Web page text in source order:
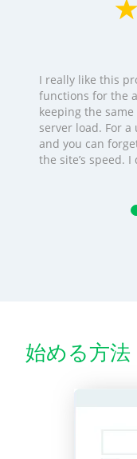
I really like this
functions for the
keeping the
server load. For
and you can
the site’s speed.
始める方法